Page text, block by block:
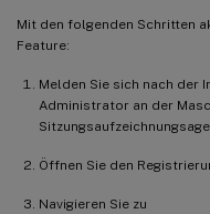
Mit den folgenden Schritten
Feature:
Melden Sie sich nach der
Administrator an der
Öffnen Sie den
Navigieren Sie zu